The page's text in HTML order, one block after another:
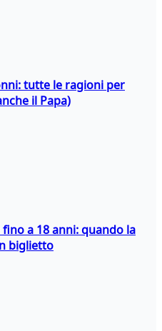
tutte le ragioni per
il Papa)
a 18 anni: quando la
biglietto